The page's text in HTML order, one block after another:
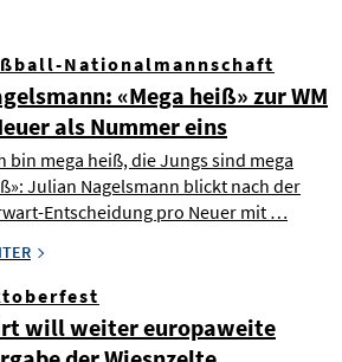
Nationalmannschaft
«Mega heiß» zur WM
als Nummer eins
bin mega heiß, die Jungs sind mega
Julian Nagelsmann blickt nach der
Entscheidung pro Neuer mit …
will weiter europaweite